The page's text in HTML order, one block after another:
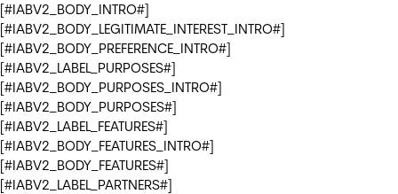
[#IABV2_BODY_INTRO#]
[#IABV2_BODY_LEGITIMATE_INTEREST_INTRO#]
[#IABV2_BODY_PREFERENCE_INTRO#]
[#IABV2_LABEL_PURPOSES#]
[#IABV2_BODY_PURPOSES_INTRO#]
[#IABV2_BODY_PURPOSES#]
[#IABV2_LABEL_FEATURES#]
[#IABV2_BODY_FEATURES_INTRO#]
[#IABV2_BODY_FEATURES#]
[#IABV2_LABEL_PARTNERS#]